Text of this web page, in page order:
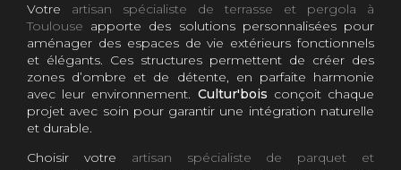
Votre artisan spécialiste de terrasse et pergola à
Toulouse apporte des solutions personnalisées pour
aménager des espaces de vie extérieurs fonctionnels
et élégants. Ces structures permettent de créer des
zones d’ombre et de détente, en parfaite harmonie
avec leur environnement. Cultur'bois conçoit chaque
projet avec soin pour garantir une intégration naturelle
et durable.
Choisir votre artisan spécialiste de parquet et